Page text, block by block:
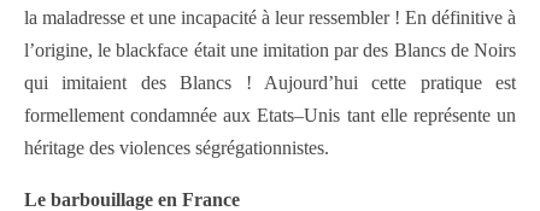
la maladresse et une incapacité à leur ressembler ! En définitive à
l’origine, le blackface était une imitation par des Blancs de Noirs
qui imitaient des Blancs ! Aujourd’hui cette pratique est
formellement condamnée aux Etats–Unis tant elle représente un
héritage des violences ségrégationnistes.
Le barbouillage en France